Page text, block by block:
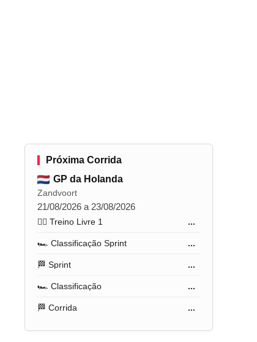
Próxima Corrida
GP da Holanda
Zandvoort
21/08/2026 a 23/08/2026
🏋️‍♂️ Treino Livre 1 ...
🏎️ Classificação Sprint ...
🏁 Sprint ...
🏎️ Classificação ...
🏁 Corrida ...